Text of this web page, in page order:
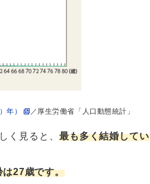
年） ／厚生労働省「人口動態統計」
く見ると、 最も多く結婚してい
は27歳です。